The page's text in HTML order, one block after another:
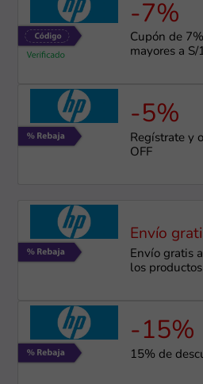
-7%
Cupón de
mayores a
-5%
Regístrate y
OFF
Envío
Envío gratis
los productos
-15%
15% de